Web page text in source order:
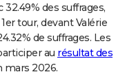
des suffrages,
tour, devant Valérie
de suffrages. Les
au résultat des
mars 2026.